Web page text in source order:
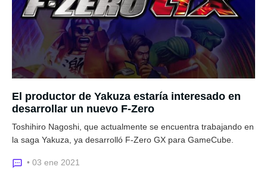
El productor de Yakuza estaría interesado en
desarrollar un nuevo F-Zero
Toshihiro Nagoshi, que actualmente se encuentra trabajando en
la saga Yakuza, ya desarrolló F-Zero GX para GameCube.
• 03 ene 2021